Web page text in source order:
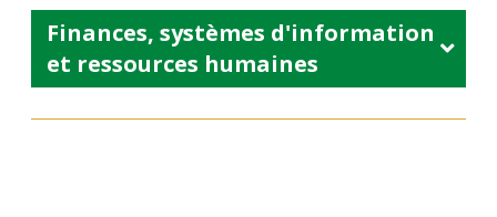
Finances, systèmes d'information
et ressources humaines